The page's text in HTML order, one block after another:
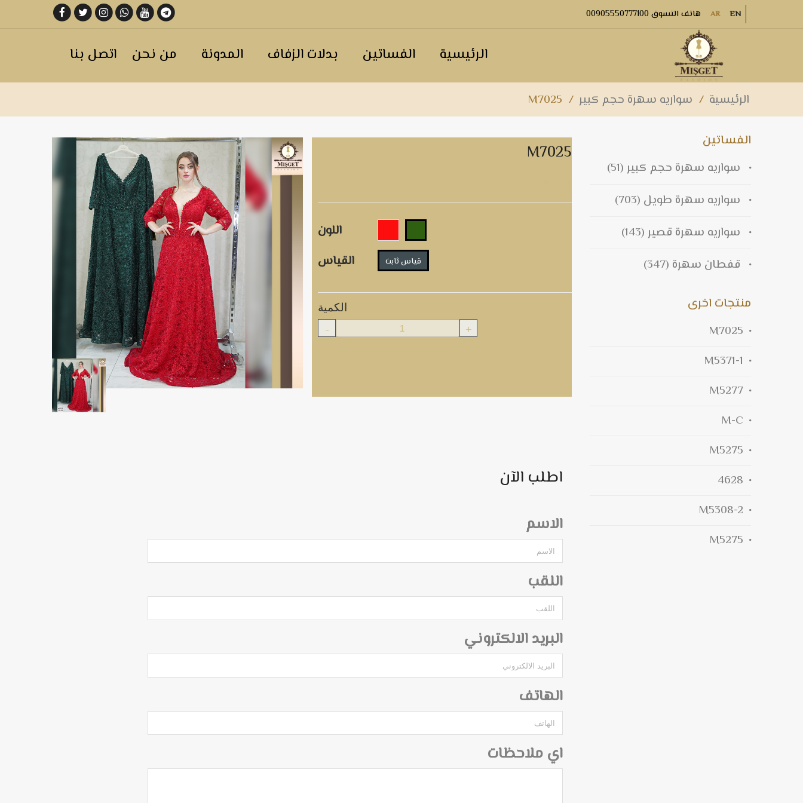
AR EN هاتف التسوق 00905550777100
الرئيسية الفساتين بدلات الزفاف المدونة من نحن اتصل بنا
الرئيسية / سواريه سهرة حجم كبير /
M7025
الفساتين
سواريه سهرة حجم كبير (51)
سواريه سهرة طويل (703)
سواريه سهرة قصير (143)
قفطان سهرة (347)
منتجات اخرى
M7025
M5371-1
M5277
M-C
M5275
4628
M5308-2
M5275
M7025
اللون
القياس
قياس ثابت
الكمية
- +
اطلب الآن
الاسم
اللقب
البريد الالكتروني
الهاتف
اي ملاحظات